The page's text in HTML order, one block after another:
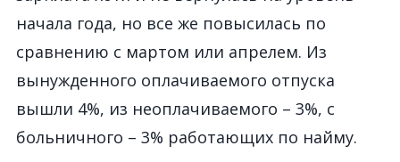
начала года, но все же повысилась по
сравнению с мартом или апрелем. Из
вынужденного оплачиваемого отпуска
вышли 4%, из неоплачиваемого – 3%, с
больничного – 3% работающих по найму.